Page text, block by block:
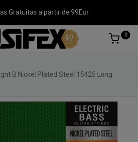
Gratuitas a partir de 99Eur
0
B Nickel Plated Steel 15425 Long